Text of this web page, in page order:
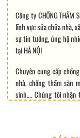
Công ty CHỐNG THẤM
lĩnh vực sửa chữa nhà,
sự tin tưởng, ủng hộ
tại HÀ NỘI
Chuyên cung cấp
nhà, chống thấm sàn
sinh…. Chúng tôi nhận